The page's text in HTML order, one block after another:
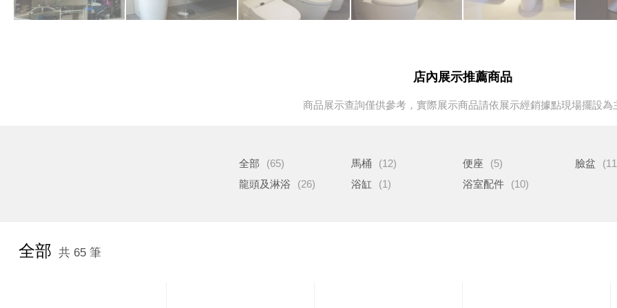
店內展示推薦商品
商品展示查詢僅供參考，實際展示商品請依展示經銷據點現場擺設為
全部 (65) 馬桶 (12) 便座 (5) 臉盆
龍頭及淋浴
(26) 浴缸 (1) 浴室配件 (10)
全部 共 65 筆